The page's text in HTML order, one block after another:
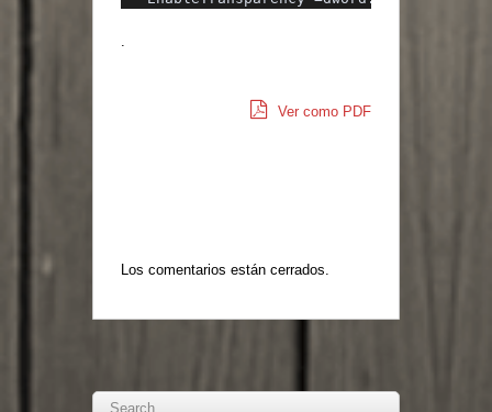
.
Ver como PDF
Los comentarios están cerrados.
Search